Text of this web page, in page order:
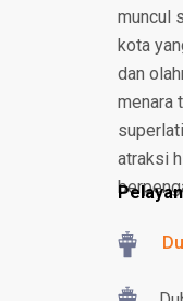
muncul
kota
dan
menara
atraksi